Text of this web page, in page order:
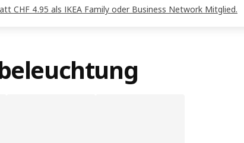
CHF 4.95 als IKEA Family oder Business Network Mitglied.